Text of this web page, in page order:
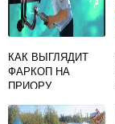
КАК ВЫГЛЯДИТ
ФАРКОП НА
ПРИОРУ